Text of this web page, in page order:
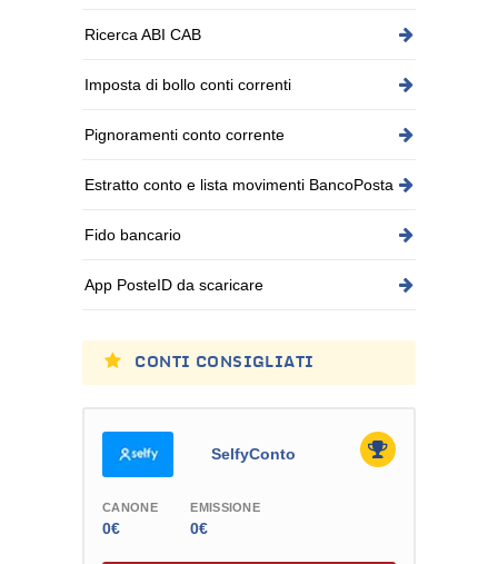
Ricerca ABI CAB
Imposta di bollo conti correnti
Pignoramenti conto corrente
Estratto conto e lista movimenti BancoPosta
Fido bancario
App PosteID da scaricare
CONTI CONSIGLIATI
SelfyConto
CANONE
0€
EMISSIONE
0€